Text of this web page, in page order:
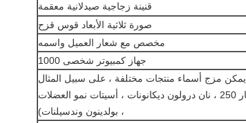
قنينة زجاجية صيدلانية معقمة
صورة ثلاثية الأبعاد قوس قزح
مخصص مع شعار العميل واسمه
جهاز كمبيوتر شخصى 1000
يمكن مزج أسماء منتجات مختلفة ، على سبيل المثال
(اختبار 250 ، نان درولون ديكانونات ، أسيتات نمو العضلات
، بولدينون وندسيلنات)